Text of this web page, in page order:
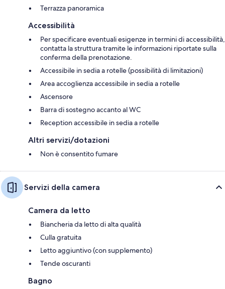
Terrazza panoramica
Accessibilità
Per specificare eventuali esigenze in termini di accessibilità,
contatta la struttura tramite le informazioni riportate sulla
conferma della prenotazione.
Accessibile in sedia a rotelle (possibilità di limitazioni)
Area accoglienza accessibile in sedia a rotelle
Ascensore
Barra di sostegno accanto al WC
Reception accessibile in sedia a rotelle
Altri servizi/dotazioni
Non è consentito fumare
Servizi della camera
Camera da letto
Biancheria da letto di alta qualità
Culla gratuita
Letto aggiuntivo (con supplemento)
Tende oscuranti
Bagno